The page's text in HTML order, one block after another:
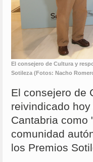
El consejero de Cultura y
Sotileza (Fotos: Nacho
El consejero de
reivindicado
Cantabria como
comunidad
los Premios